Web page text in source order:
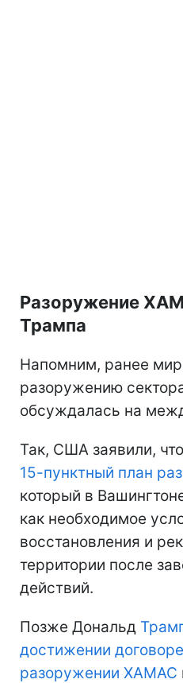
Разоружение
Трампа
Напомним, ранее
разоружению
обсуждалась на
Так, США заявили, что
15-пунктный план
который в
как необходимое
восстановления и
территории после
действий.
Позже Дональд
достижении
разоружении ХАМАС